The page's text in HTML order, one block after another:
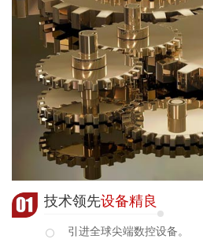
技术领先设备精良
引进全球尖端数控设备。